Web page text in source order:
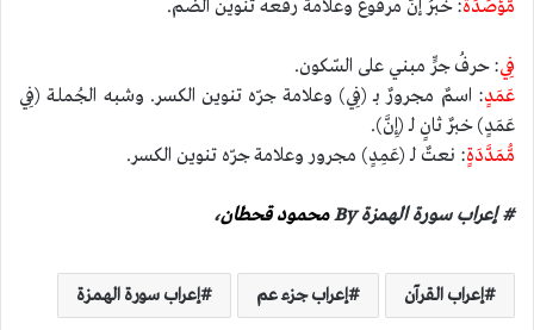
مُّؤْصَدَةٌ: خبرُ إنَّ مرفوعٌ وعلامة رفعه تنوين الضّم.
فِي: حرفُ جرٍّ مبني على السّكون.
عَمَدٍ: اسمٌ مجرورٌ بـ (فِي) وعلامة جرّه تنوين الكسر. وشبه الجُملة (فِي
عَمَدٍ) خبرٌ ثانٍ لـ (إِنَّ).
مُّمَدَّدَةٍ: نعتٌ لـ (عَمِدٍ) مجرور وعلامة جرّه تنوين الكسر.
# إعراب سورة الهمزة By محمود قحطان،
إعراب القرآن إعراب جزء عم إعراب سورة الهمزة